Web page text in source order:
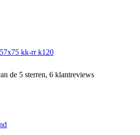
kk-rr k120
de 5 sterren, 6 klantreviews